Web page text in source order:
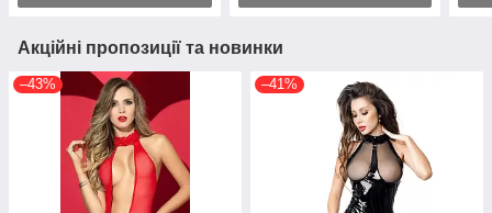
Акційні пропозиції та новинки
–43% –41%